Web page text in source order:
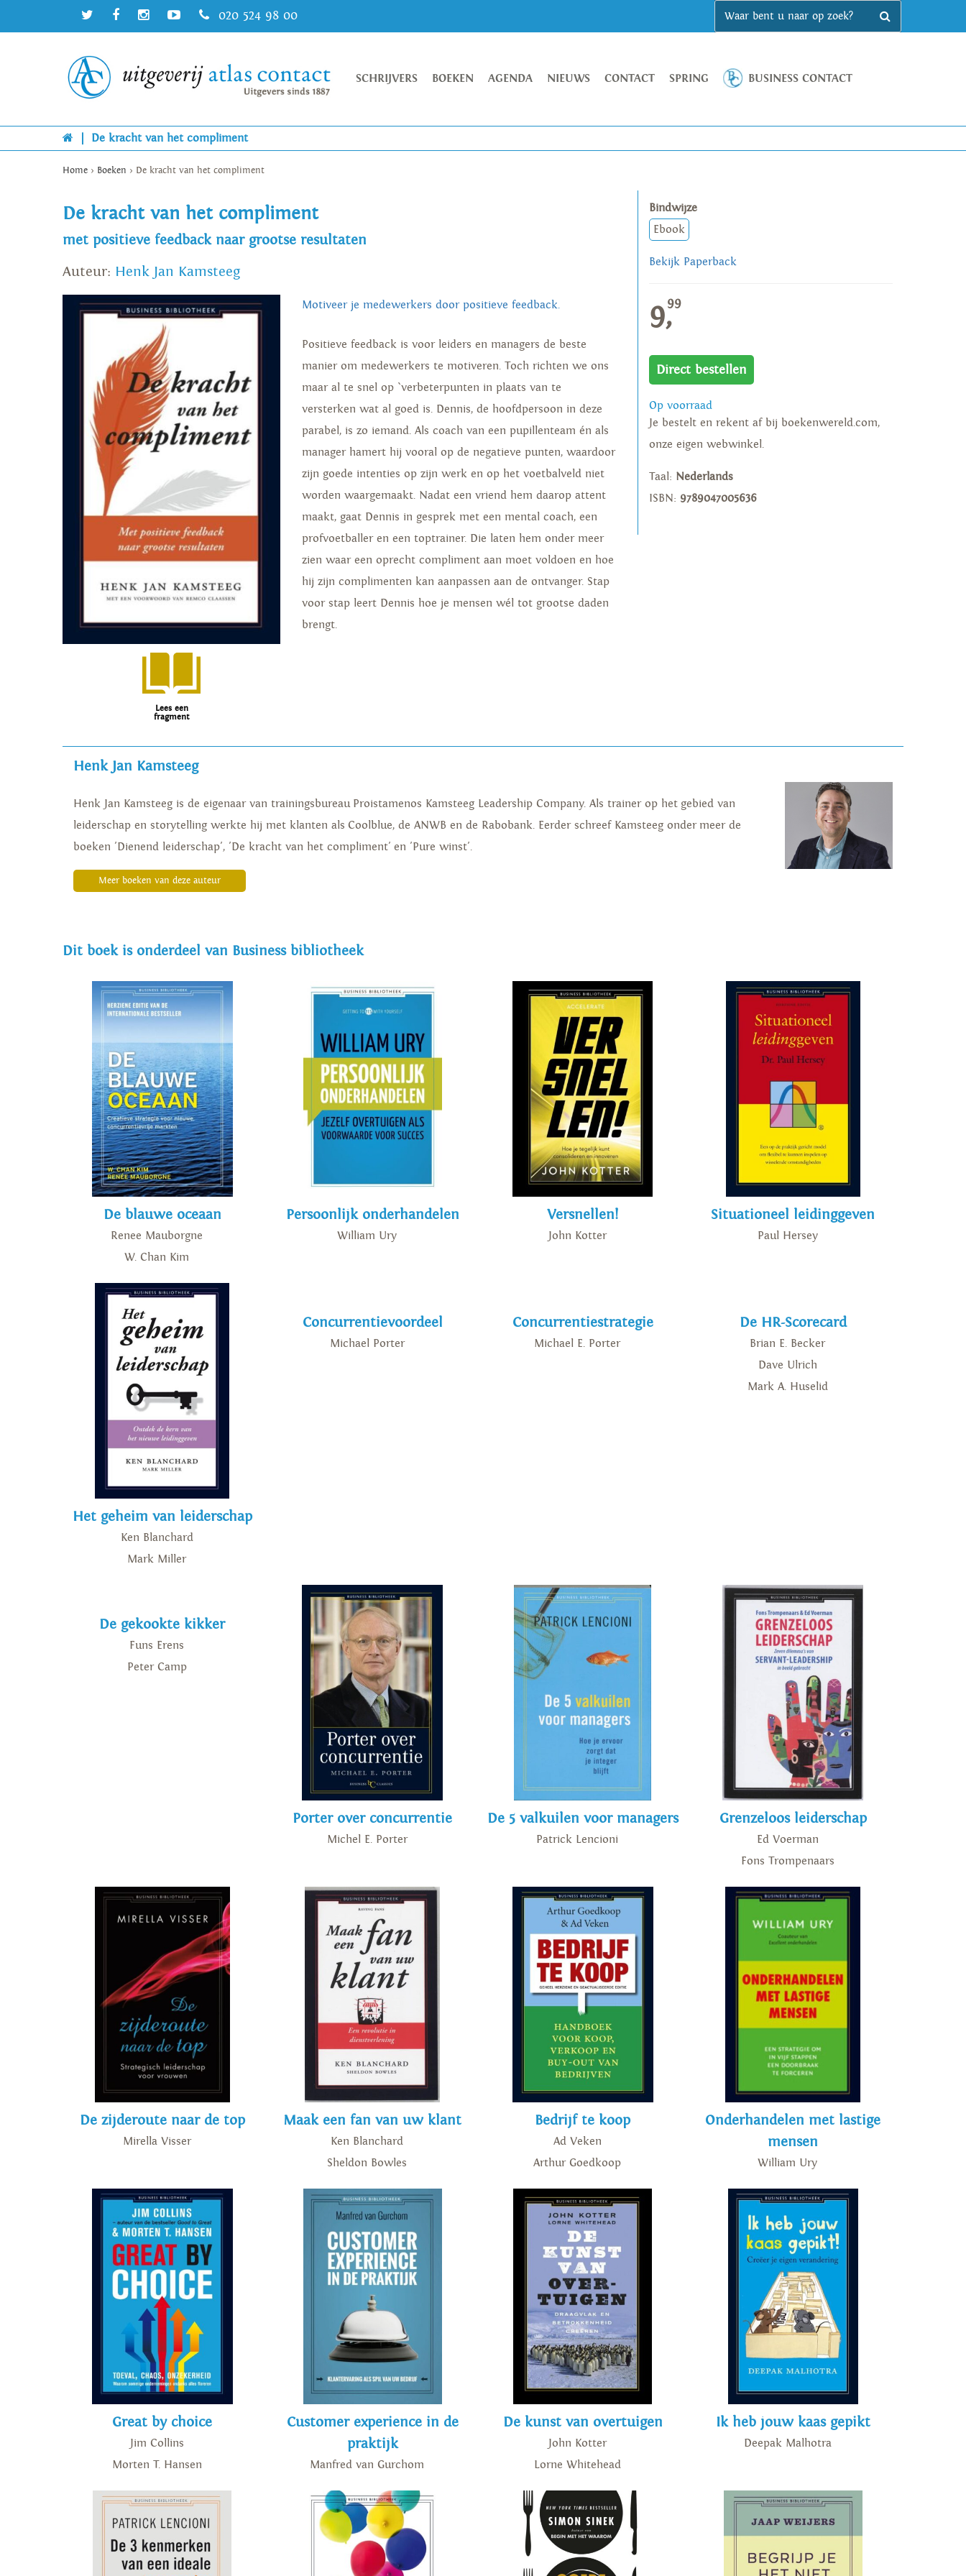
020 524 98 00
SCHRIJVERS BOEKEN AGENDA NIEUWS CONTACT SPRING BUSINESS CONTACT
De kracht van het compliment
Home > Boeken > De kracht van het compliment
De kracht van het compliment
met positieve feedback naar grootse resultaten
Auteur: Henk Jan Kamsteeg
Lees een
fragment
Motiveer je medewerkers door positieve feedback.
Positieve feedback is voor leiders en managers de beste
manier om medewerkers te motiveren. Toch richten we ons
maar al te snel op `verbeterpunten in plaats van te
versterken wat al goed is. Dennis, de hoofdpersoon in deze
parabel, is zo iemand. Als coach van een pupillenteam én als
manager hamert hij vooral op de negatieve punten, waardoor
zijn goede intenties op zijn werk en op het voetbalveld niet
worden waargemaakt. Nadat een vriend hem daarop attent
maakt, gaat Dennis in gesprek met een mental coach, een
profvoetballer en een toptrainer. Die laten hem onder meer
zien waar een oprecht compliment aan moet voldoen en hoe
hij zijn complimenten kan aanpassen aan de ontvanger. Stap
voor stap leert Dennis hoe je mensen wél tot grootse daden
brengt.
Bindwijze
Ebook
Bekijk Paperback
9,99
Direct bestellen
Op voorraad
Je bestelt en rekent af bij boekenwereld.com,
onze eigen webwinkel.
Taal: Nederlands
ISBN: 9789047005636
Henk Jan Kamsteeg
Henk Jan Kamsteeg is de eigenaar van trainingsbureau Proistamenos Kamsteeg Leadership Company. Als trainer op het gebied van
leiderschap en storytelling werkte hij met klanten als Coolblue, de ANWB en de Rabobank. Eerder schreef Kamsteeg onder meer de
boeken 'Dienend leiderschap', 'De kracht van het compliment' en 'Pure winst'.
Meer boeken van deze auteur
Dit boek is onderdeel van Business bibliotheek
De blauwe oceaan
Renee Mauborgne
W. Chan Kim
Persoonlijk onderhandelen
William Ury
Versnellen!
John Kotter
Situationeel leidinggeven
Paul Hersey
Het geheim van leiderschap
Ken Blanchard
Mark Miller
Concurrentievoordeel
Michael Porter
Concurrentiestrategie
Michael E. Porter
De HR-Scorecard
Brian E. Becker
Dave Ulrich
Mark A. Huselid
De gekookte kikker
Funs Erens
Peter Camp
Porter over concurrentie
Michel E. Porter
De 5 valkuilen voor managers
Patrick Lencioni
Grenzeloos leiderschap
Ed Voerman
Fons Trompenaars
De zijderoute naar de top
Mirella Visser
Maak een fan van uw klant
Ken Blanchard
Sheldon Bowles
Bedrijf te koop
Ad Veken
Arthur Goedkoop
Onderhandelen met lastige
mensen
William Ury
Great by choice
Jim Collins
Morten T. Hansen
Customer experience in de
praktijk
Manfred van Gurchom
De kunst van overtuigen
John Kotter
Lorne Whitehead
Ik heb jouw kaas gepikt
Deepak Malhotra